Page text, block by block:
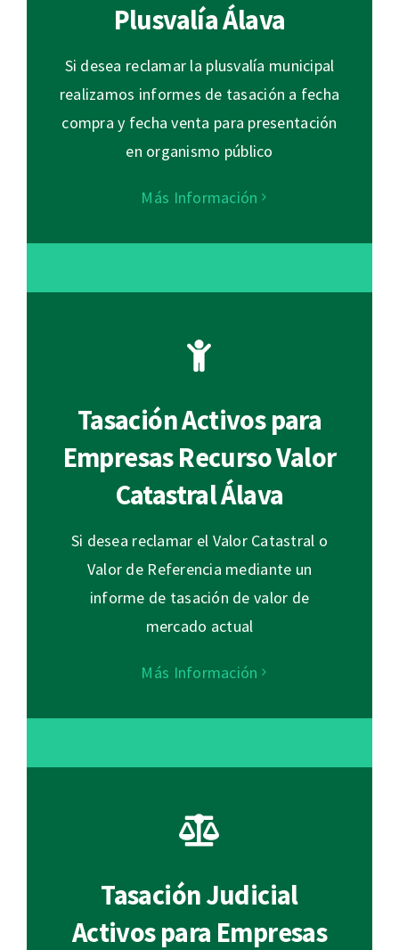
Plusvalía Álava
Si desea reclamar la plusvalía municipal
realizamos informes de tasación a fecha
compra y fecha venta para presentación
en organismo público
Más Información
Tasación Activos para
Empresas Recurso Valor
Catastral Álava
Si desea reclamar el Valor Catastral o
Valor de Referencia mediante un
informe de tasación de valor de
mercado actual
Más Información
Tasación Judicial
Activos para Empresas